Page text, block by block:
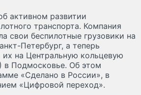
активном развитии
транспорта. Компания
свои беспилотные грузовики на
Петербург, а теперь
их на Центральную кольцевую
в Подмосковье. Об этом
«Сделано в России», в
«Цифровой переход».